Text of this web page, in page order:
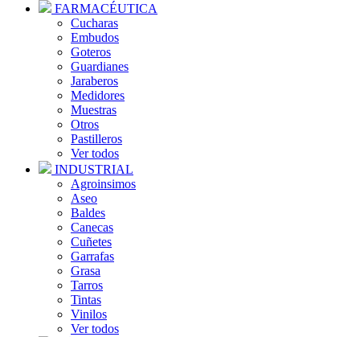
FARMACÉUTICA
Cucharas
Embudos
Goteros
Guardianes
Jaraberos
Medidores
Muestras
Otros
Pastilleros
Ver todos
INDUSTRIAL
Agroinsimos
Aseo
Baldes
Canecas
Cuñetes
Garrafas
Grasa
Tarros
Tintas
Vinilos
Ver todos